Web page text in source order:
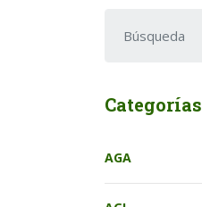
Categorías
AGA